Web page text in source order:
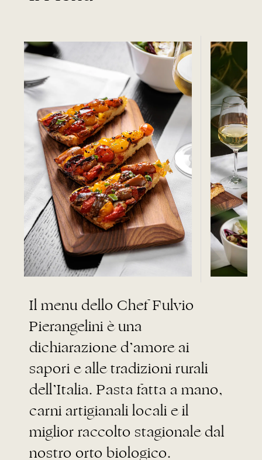
Il menu dello Chef Fulvio
Pierangelini è una
dichiarazione d’amore ai
sapori e alle tradizioni rurali
dell’Italia. Pasta fatta a mano,
carni artigianali locali e il
miglior raccolto stagionale dal
nostro orto biologico.